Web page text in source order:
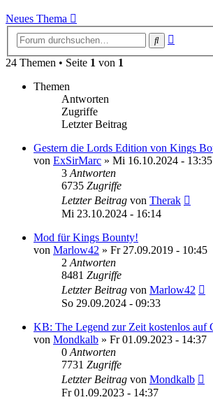
Neues Thema
Suche
24 Themen • Seite 1 von 1
Themen
Antworten
Zugriffe
Letzter Beitrag
Gestern die Lords Edition von Kings
von ExSirMarc » Mi 16.10.2024 - 13:35
3 Antworten
6735 Zugriffe
Letzter Beitrag von Therak
Mi 23.10.2024 - 16:14
Mod für Kings Bounty!
von Marlow42 » Fr 27.09.2019 - 10:45
2 Antworten
8481 Zugriffe
Letzter Beitrag von Marlow42
So 29.09.2024 - 09:33
KB: The Legend zur Zeit kostenlos auf
von Mondkalb » Fr 01.09.2023 - 14:37
0 Antworten
7731 Zugriffe
Letzter Beitrag von Mondkalb
Fr 01.09.2023 - 14:37